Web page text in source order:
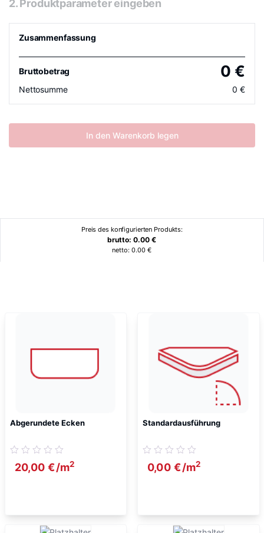
2. Produktparameter eingeben
Zusammenfassung
Bruttobetrag 0 €
Nettosumme 0 €
In den Warenkorb legen
Preis des konfigurierten Produkts:
brutto:0.00 €
netto:0.00 €
Abgerundete Ecken
20,00 €/m2
Standardausführung
0,00 €/m2